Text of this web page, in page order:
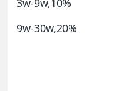
9w-30w,20%